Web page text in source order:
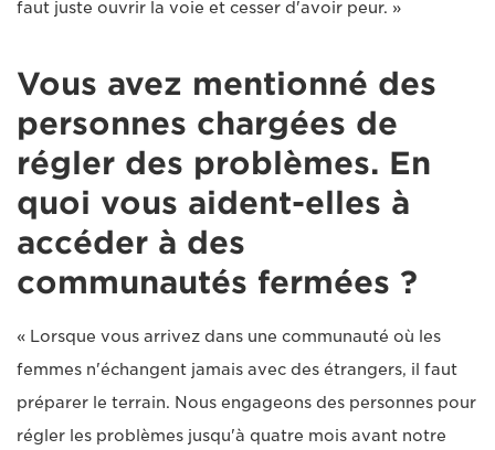
faut juste ouvrir la voie et cesser d'avoir peur. »
Vous avez mentionné des
personnes chargées de
régler des problèmes. En
quoi vous aident-elles à
accéder à des
communautés fermées ?
« Lorsque vous arrivez dans une communauté où les
femmes n'échangent jamais avec des étrangers, il faut
préparer le terrain. Nous engageons des personnes pour
régler les problèmes jusqu'à quatre mois avant notre